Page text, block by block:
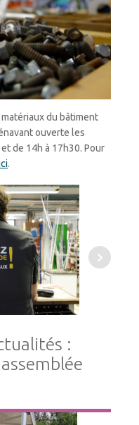
du bâtiment
ouverte les
de 14h à 17h30. Pour
.
: